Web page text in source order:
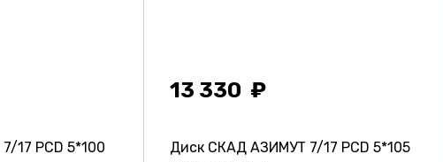
7/17 PCD 5*100
13 330
Диск СКАД АЗИМУТ 7/17 PCD 5*105